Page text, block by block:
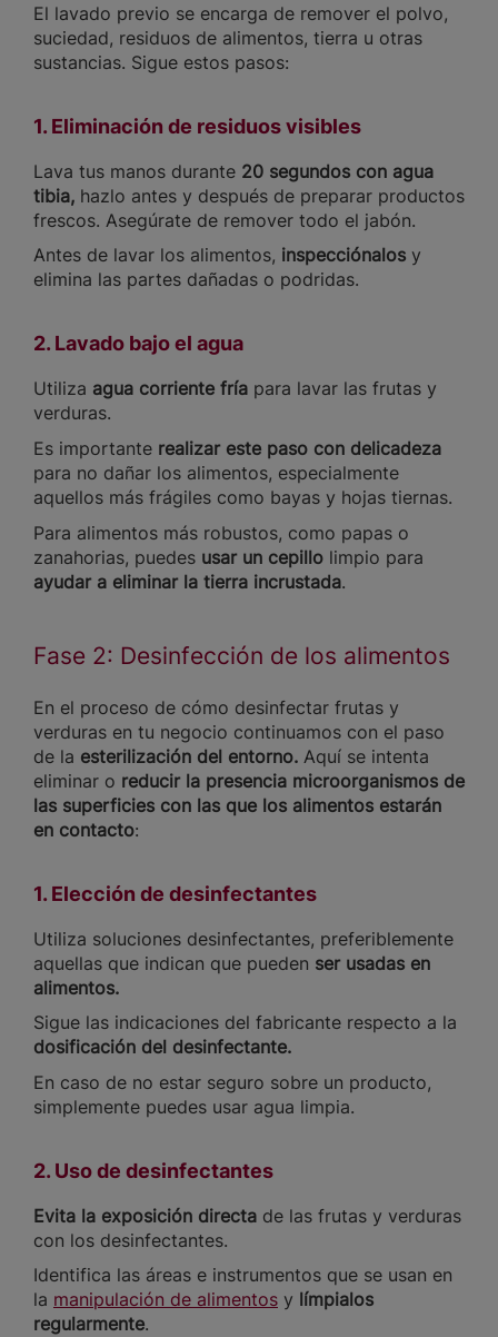
El lavado previo se encarga de remover el polvo,
suciedad, residuos de alimentos, tierra u otras
sustancias. Sigue estos pasos:
1. Eliminación de residuos visibles
Lava tus manos durante 20 segundos con agua
tibia, hazlo antes y después de preparar productos
frescos. Asegúrate de remover todo el jabón.
Antes de lavar los alimentos, inspecciónalos y
elimina las partes dañadas o podridas.
2. Lavado bajo el agua
Utiliza agua corriente fría para lavar las frutas y
verduras.
Es importante realizar este paso con delicadeza
para no dañar los alimentos, especialmente
aquellos más frágiles como bayas y hojas tiernas.
Para alimentos más robustos, como papas o
zanahorias, puedes usar un cepillo limpio para
ayudar a eliminar la tierra incrustada.
Fase 2: Desinfección de los alimentos
En el proceso de cómo desinfectar frutas y
verduras en tu negocio continuamos con el paso
de la esterilización del entorno. Aquí se intenta
eliminar o reducir la presencia microorganismos de
las superficies con las que los alimentos estarán
en contacto:
1. Elección de desinfectantes
Utiliza soluciones desinfectantes, preferiblemente
aquellas que indican que pueden ser usadas en
alimentos.
Sigue las indicaciones del fabricante respecto a la
dosificación del desinfectante.
En caso de no estar seguro sobre un producto,
simplemente puedes usar agua limpia.
2. Uso de desinfectantes
Evita la exposición directa de las frutas y verduras
con los desinfectantes.
Identifica las áreas e instrumentos que se usan en
la manipulación de alimentos y límpialos
regularmente.